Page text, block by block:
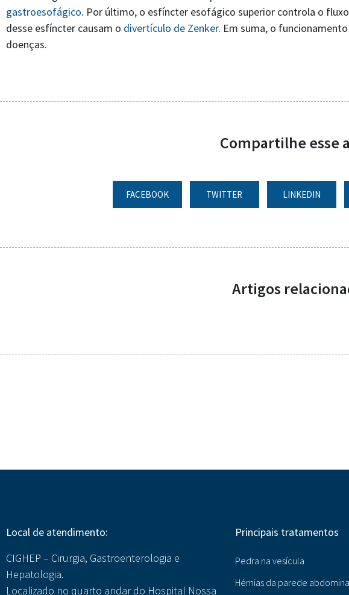
gastroesofágico. Por último, o esfíncter esofágico superior controla o
desse esfíncter causam o divertículo de Zenker. Em suma, o
doenças.
Compartilhe esse
FACEBOOK TWITTER LINKEDIN
Artigos
Local de atendimento:
CIGHEP – Cirurgia, Gastroenterologia e
Hepatologia.
Localizado no quarto andar do Hospital Nossa
Principais tratamentos
Pedra na vesícula
Hérnias da parede